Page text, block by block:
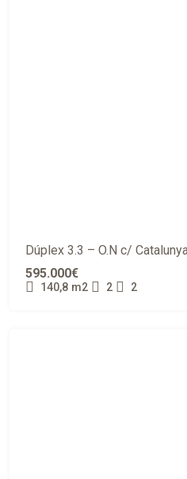
Dúplex 3.3 – O.N c/
595.000€
140,8 m2 2 2